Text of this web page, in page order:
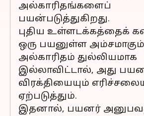
அல்காரிதங்களைப்
பயன்படுத்துகிறது.
புதிய உள்ளடக்கத்தைக்
ஒரு பயனுள்ள
அல்காரிதம் துல்லியமாக
இல்லாவிட்டால், அது
விரக்தியையும்
ஏற்படுத்தும்.
இதனால், பயனர்